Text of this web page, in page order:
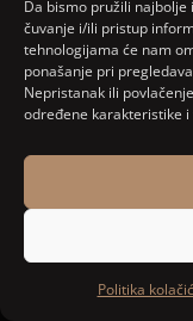
Da bismo pružili
čuvanje i/ili pristup
tehnologijama će nam
ponašanje pri
Nepristanak ili
određene karakteristike i
Politika
Najnoviji
Nema komentara
Designed